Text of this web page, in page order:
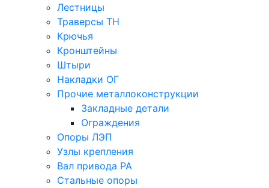
Лестницы
Траверсы ТН
Крючья
Кронштейны
Штыри
Накладки ОГ
Прочие металлоконструкции
Закладные детали
Ограждения
Опоры ЛЭП
Узлы крепления
Вал привода РА
Стальные опоры